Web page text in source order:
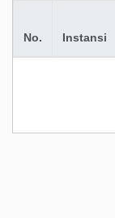
No. Instansi